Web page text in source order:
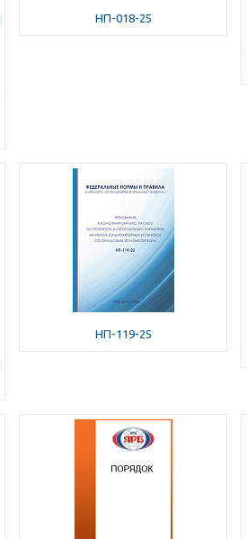
НП-018-25
НП-119-25